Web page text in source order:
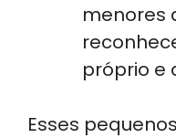
menores
próprio e
Esses